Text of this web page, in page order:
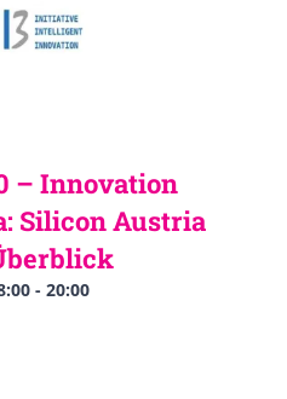
– Innovation
Silicon Austria
- 20:00